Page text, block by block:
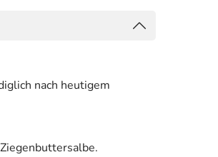
nach heutigem